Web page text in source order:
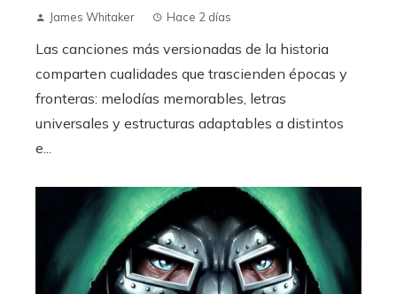
James Whitaker Hace 2 días
Las canciones más versionadas de la historia
comparten cualidades que trascienden épocas y
fronteras: melodías memorables, letras
universales y estructuras adaptables a distintos
e...